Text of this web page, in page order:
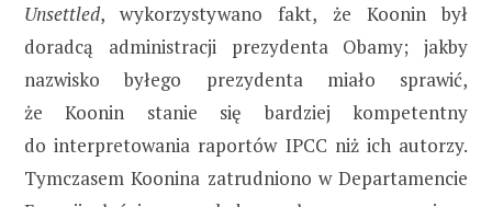
Unsettled, wykorzystywano fakt, że Koonin był
doradcą administracji prezydenta Obamy; jakby
nazwisko byłego prezydenta miało sprawić,
że Koonin stanie się bardziej kompetentny
do interpretowania raportów IPCC niż ich autorzy.
Tymczasem Koonina zatrudniono w Departamencie